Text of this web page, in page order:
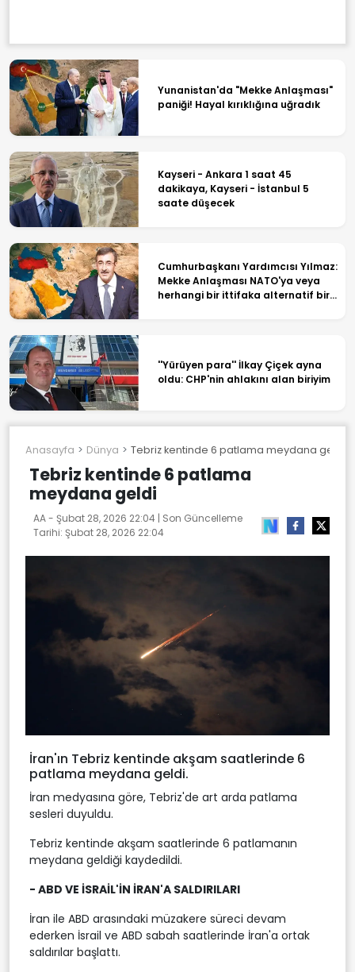
Yunanistan'da "Mekke Anlaşması"
paniği! Hayal kırıklığına uğradık
Kayseri - Ankara 1 saat 45
dakikaya, Kayseri - İstanbul 5
saate düşecek
Cumhurbaşkanı Yardımcısı Yılmaz:
Mekke Anlaşması NATO'ya veya
herhangi bir ittifaka alternatif bir
''Yürüyen para'' İlkay Çiçek ayna
oldu: CHP'nin ahlakını alan biriyim
Anasayfa Dünya Tebriz kentinde 6 patlama meydana geldi
Tebriz kentinde 6 patlama
meydana geldi
AA - Şubat 28, 2026 22:04 | Son Güncelleme
Tarihi: Şubat 28, 2026 22:04
İran'ın Tebriz kentinde akşam saatlerinde 6
patlama meydana geldi.
İran medyasına göre, Tebriz'de art arda patlama
sesleri duyuldu.
Tebriz kentinde akşam saatlerinde 6 patlamanın
meydana geldiği kaydedildi.
- ABD VE İSRAİL'İN İRAN'A SALDIRILARI
İran ile ABD arasındaki müzakere süreci devam
ederken İsrail ve ABD sabah saatlerinde İran'a ortak
saldırılar başlattı.